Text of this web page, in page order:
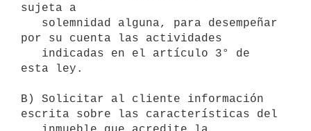
sujeta a
por su cuenta las actividades
esta ley.
B) Solicitar al cliente información
escrita sobre las características del